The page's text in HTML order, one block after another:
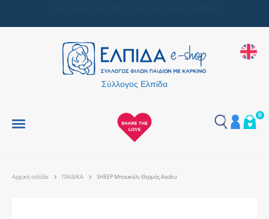
Σύλλογος Ελπίδα
0
Αρχική σελίδα ΠΑΙΔΙΚΑ SHEEP Μπουκάλι Θερμός Asobu